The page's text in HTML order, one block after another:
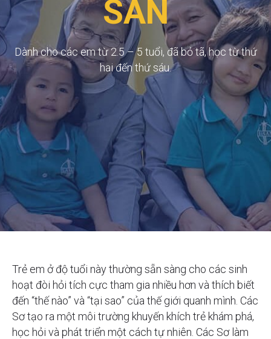
SAN​
Dành cho các em từ 2.5 – 5 tuổi, đã bỏ tã, học từ thứ
hai đến thứ sáu.​
Trẻ em ở độ tuổi này thường sẵn sàng cho các sinh
hoạt đòi hỏi tích cực tham gia nhiều hơn và thích biết
đến “thế nào” và “tại sao” của thế giới quanh mình. Các
Sơ tạo ra một môi trường khuyến khích trẻ khám phá,
học hỏi và phát triển một cách tự nhiên. Các Sơ làm